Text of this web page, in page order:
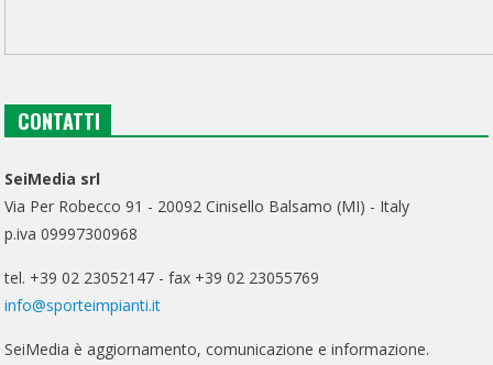
CONTATTI
SeiMedia srl
Via Per Robecco 91 - 20092 Cinisello Balsamo (MI) - Italy
p.iva 09997300968
tel. +39 02 23052147 - fax +39 02 23055769
info@sporteimpianti.it
SeiMedia è aggiornamento, comunicazione e informazione.